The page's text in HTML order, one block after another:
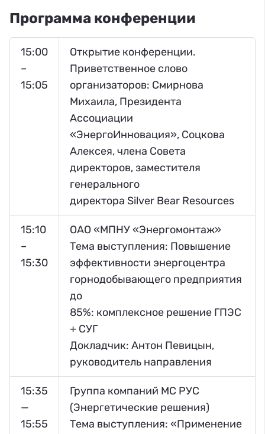
Программа конференции
15:00
–
15:05
Открытие конференции.
Приветственное слово
организаторов: Смирнова
Михаила, Президента
Ассоциации
«ЭнергоИнновация», Соцкова
Алексея, члена Совета
директоров, заместителя
генерального
директора Silver Bear Resources
15:10
–
15:30
ОАО «МПНУ «Энергомонтаж»
Тема выступления: Повышение
эффективности энергоцентра
горнодобывающего предприятия
до
85%: комплексное решение ГПЭС
+ СУГ
Докладчик: Антон Певицын,
руководитель направления
15:35
—
15:55
Группа компаний МС РУС
(Энергетические решения)
Тема выступления: «Применение